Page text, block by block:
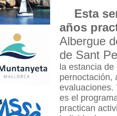
Esta
años
Albergue
de Sant
la estancia
pernoctación,
evaluaciones.
es el
practican